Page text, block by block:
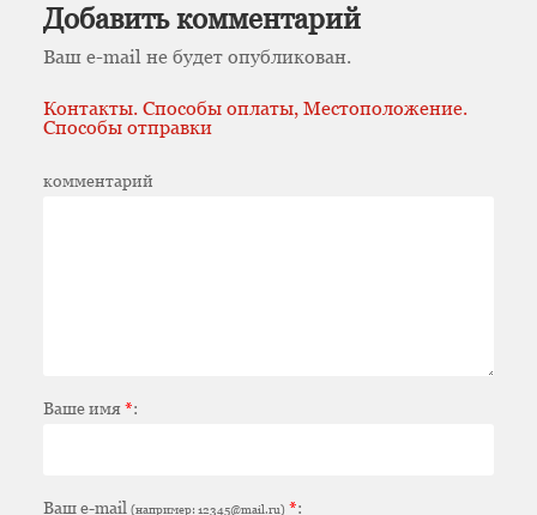
Добавить комментарий
Ваш e-mail не будет опубликован.
Контакты. Способы оплаты, Местоположение.
Способы отправки
комментарий
Ваше имя*:
Ваш e-mail (например: 12345@mail.ru) *: